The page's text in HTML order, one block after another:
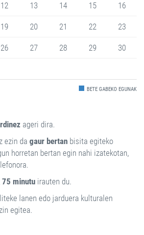
12 13 14 15 16
19 20 21 22 23
26 27 28 29 30
BETE GABEKO EGUNAK
ageri dira.
ezin da gaur bertan bisita egiteko
horretan bertan egin nahi izatekotan,
75 minutu irauten du.
lanen edo jarduera kulturalen
egitea.